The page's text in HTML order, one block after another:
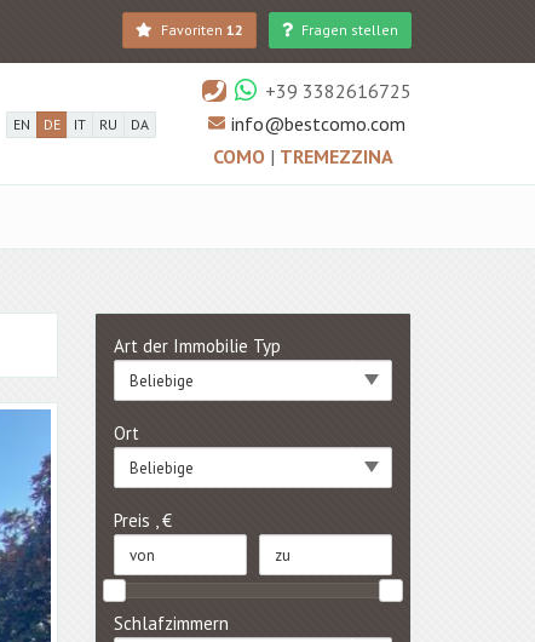
Favoriten 12 Fragen stellen
EN DE IT RU DA
+39 3382616725
info@bestcomo.com
COMO | TREMEZZINA
Art der Immobilie Typ
Beliebige
Ort
Beliebige
Preis , €
Schlafzimmern